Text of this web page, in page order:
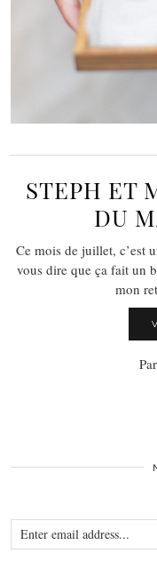
STEPH ET
DU
Ce mois de juillet, c’est
vous dire que ça fait un
mon